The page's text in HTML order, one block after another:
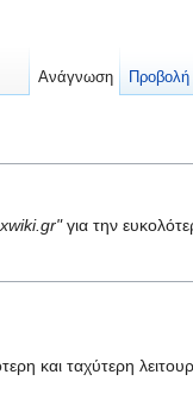
για την
και ταχύτερη
Ανάγνωση Προβολή